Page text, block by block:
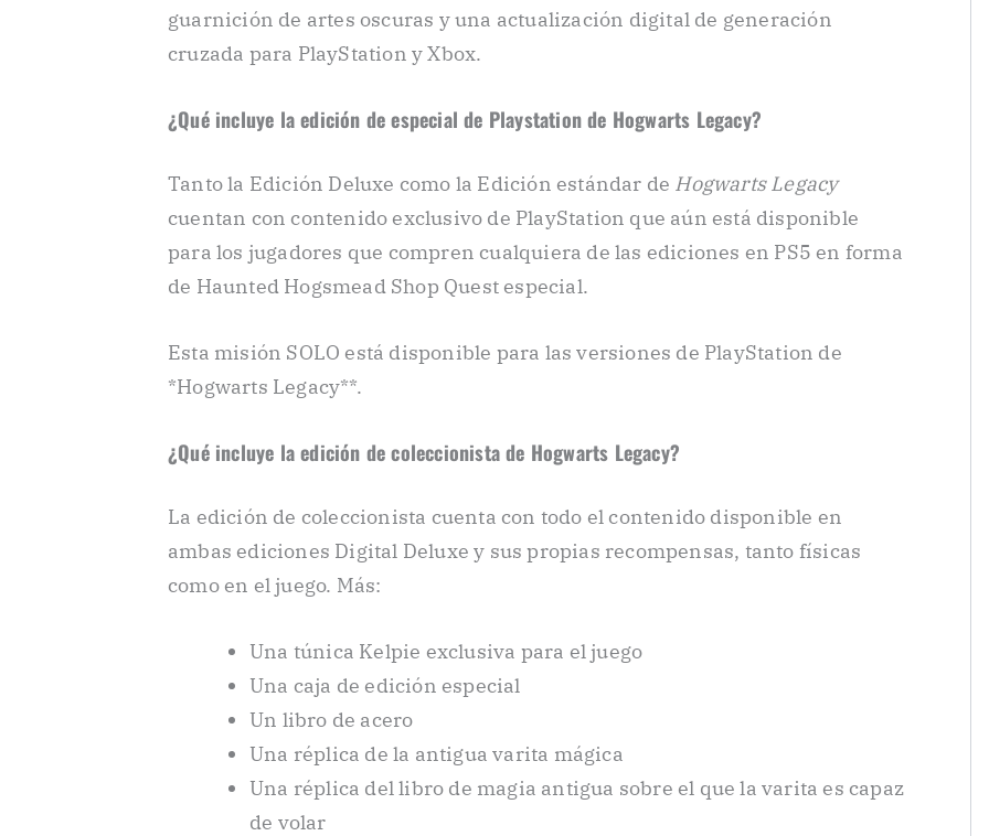
guarnición de artes oscuras y una actualización digital de generación
cruzada para PlayStation y Xbox.
¿Qué incluye la edición de especial de Playstation de Hogwarts Legacy?
Tanto la Edición Deluxe como la Edición estándar de Hogwarts Legacy
cuentan con contenido exclusivo de PlayStation que aún está disponible
para los jugadores que compren cualquiera de las ediciones en PS5 en forma
de Haunted Hogsmead Shop Quest especial.
Esta misión SOLO está disponible para las versiones de PlayStation de
*Hogwarts Legacy**.
¿Qué incluye la edición de coleccionista de Hogwarts Legacy?
La edición de coleccionista cuenta con todo el contenido disponible en
ambas ediciones Digital Deluxe y sus propias recompensas, tanto físicas
como en el juego. Más:
Una túnica Kelpie exclusiva para el juego
Una caja de edición especial
Un libro de acero
Una réplica de la antigua varita mágica
Una réplica del libro de magia antigua sobre el que la varita es capaz
de volar